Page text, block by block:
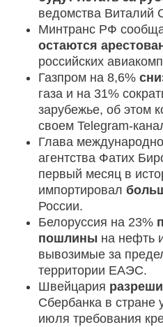
ведомства Виталий
Минтранс РФ
остаются
российских
Газпром на 8,6%
газа и на 31%
зарубежье, об этом
своем Telegram-
Глава
агентства Фатих
первый месяц в
импортировал
России.
Белоруссия на 23%
пошлины на нефть
вывозимые за
территории ЕАЭС.
Швейцария
Сбербанка в стране
июля требования